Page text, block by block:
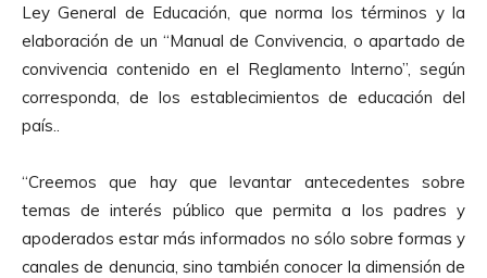
Ley General de Educación, que norma los términos y la
elaboración de un “Manual de Convivencia, o apartado de
convivencia contenido en el Reglamento Interno”, según
corresponda, de los establecimientos de educación del
país..
“Creemos que hay que levantar antecedentes sobre
temas de interés público que permita a los padres y
apoderados estar más informados no sólo sobre formas y
canales de denuncia, sino también conocer la dimensión de